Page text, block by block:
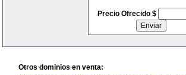
Precio Ofrecido $
Otros dominios en venta: